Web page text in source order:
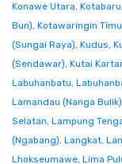
Konawe Utara, Kotabaru
Bun), Kotawaringin
(Sungai Raya), Kudus,
(Sendawar), Kutai
Labuhanbatu,
Lamandau (Nanga Bulik)
Selatan, Lampung
(Ngabang), Langkat,
Lhokseumawe, Lima